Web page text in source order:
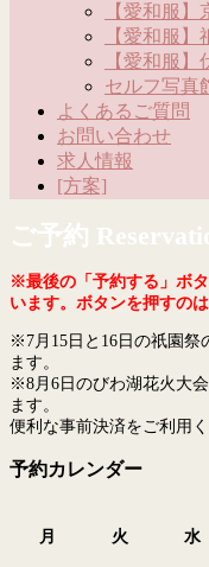
【愛和服
【愛和服
【愛和服
セルフ写真
よくあるご質問
お問い合わせ
求人情報
[方案]
ご予約
※最後の「予約する」ボ
います。ボタンを押すの
※7月15日と16日の祇園祭
ます。
※8月6日のびわ湖花火大会
ます。
便利な事前決済をご利用く
予約カレンダー
月
火 水